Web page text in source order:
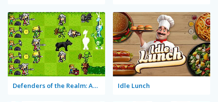
Defenders of the Realm: An Epic War! Idle Lunch